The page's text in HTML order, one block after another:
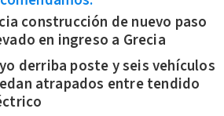
construcción de nuevo paso
en ingreso a Grecia
derriba poste y seis vehículos
atrapados entre tendido